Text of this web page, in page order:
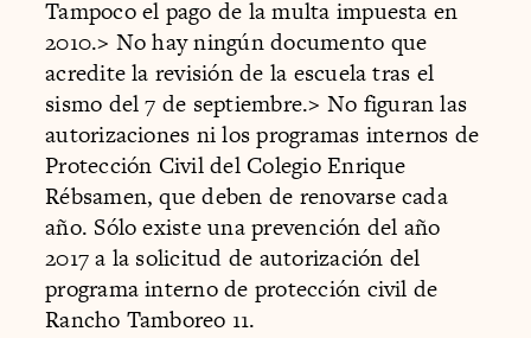
Tampoco el pago de la multa impuesta en
2010.> No hay ningún documento que
acredite la revisión de la escuela tras el
sismo del 7 de septiembre.> No figuran las
autorizaciones ni los programas internos de
Protección Civil del Colegio Enrique
Rébsamen, que deben de renovarse cada
año. Sólo existe una prevención del año
2017 a la solicitud de autorización del
programa interno de protección civil de
Rancho Tamboreo 11.